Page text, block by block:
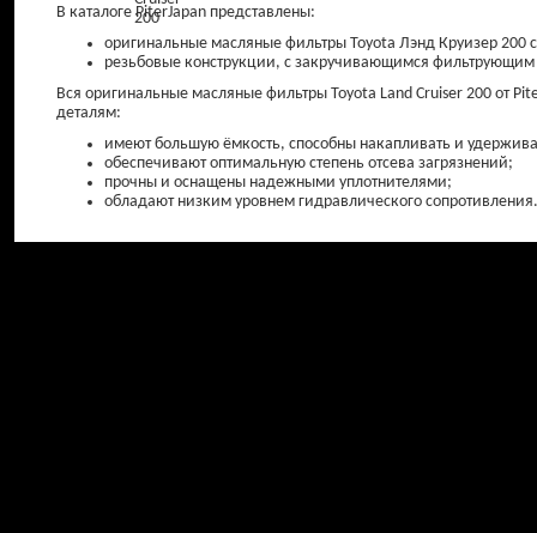
В каталоге PiterJapan представлены:
оригинальные масляные фильтры Toyota Лэнд Круизер
резьбовые конструкции, с закручивающимся
Вся оригинальные масляные фильтры Toyota Land Cruiser 200 от
деталям:
имеют большую ёмкость, способны накапливать и
обеспечивают оптимальную степень отсева загрязнений;
прочны и оснащены надежными уплотнителями;
обладают низким уровнем гидравлического сопротивления.